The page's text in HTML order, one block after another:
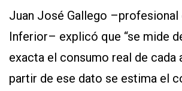
Juan José Gallego –profesional
Inferior– explicó que “se mide
exacta el consumo real de cada
partir de ese dato se estima el